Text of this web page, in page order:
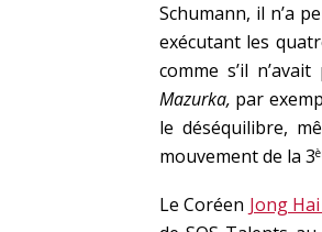
Schumann, il n’a
exécutant les
comme s’il
Mazurka, par
le déséquilibre,
mouvement de la 3
Le Coréen Jong